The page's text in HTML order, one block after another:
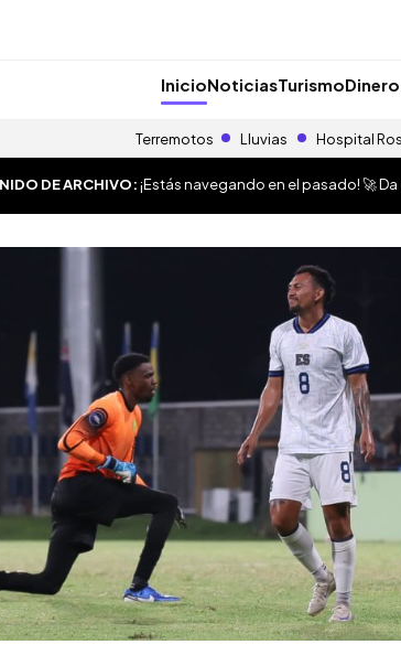
InicioNoticiasTurismo
Terremotos Lluvias Hospital
DE ARCHIVO:¡Estás navegando en el pasado! 🚀